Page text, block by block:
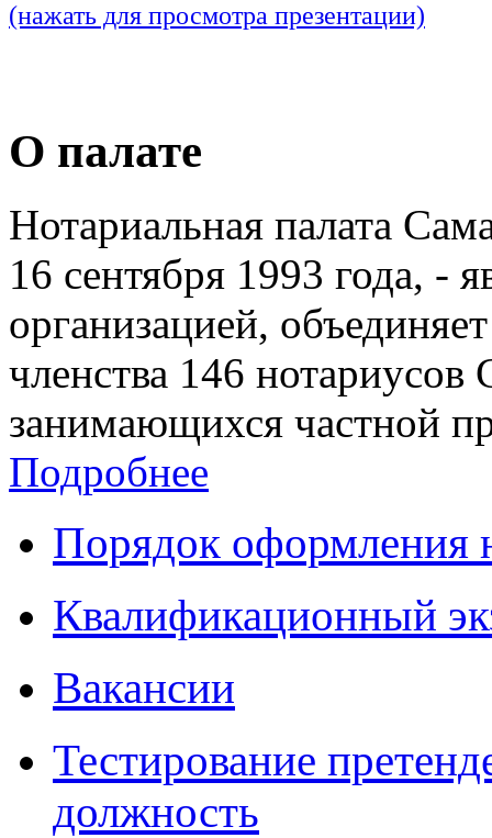
(нажать для просмотра презентации)
О палате
Нотариальная палата
16 сентября 1993 года, -
организацией,
членства 146 нотариусов
занимающихся частной
Подробнее
Порядок оформления
Квалификационный
Вакансии
Тестирование
должность